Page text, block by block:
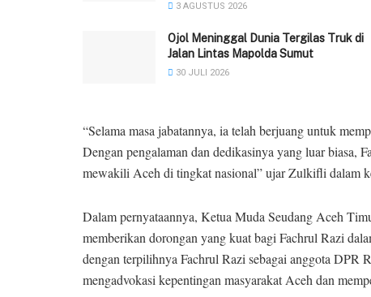
3 AGUSTUS 2026
Ojol Meninggal Dunia Tergilas Truk di
Jalan Lintas Mapolda Sumut
30 JULI 2026
“Selama masa jabatannya, ia telah berjuang untuk
Dengan pengalaman dan dedikasinya yang luar biasa,
mewakili Aceh di tingkat nasional” ujar Zulkifli dalam
Dalam pernyataannya, Ketua Muda Seudang Aceh
memberikan dorongan yang kuat bagi Fachrul Razi
dengan terpilihnya Fachrul Razi sebagai anggota
mengadvokasi kepentingan masyarakat Aceh dan